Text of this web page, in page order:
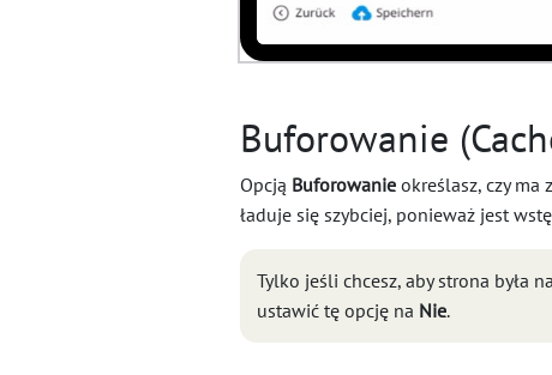
Buforowanie
Opcją Buforowanie określasz, czy ma
ładuje się szybciej, ponieważ jest
Tylko jeśli chcesz, aby strona była
ustawić tę opcję na Nie.